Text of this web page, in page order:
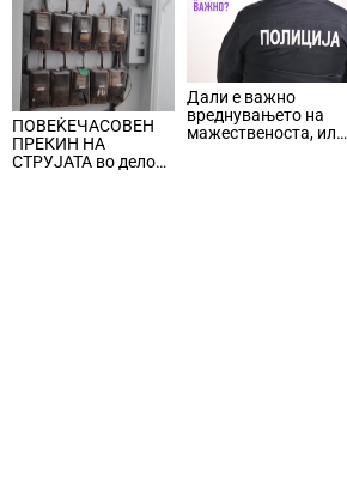
ПОВЕЌЕЧАСОВЕН
ПРЕКИН НА
СТРУЈАТА во делови
Дали е важно
вреднувањето на
мажественоста, или